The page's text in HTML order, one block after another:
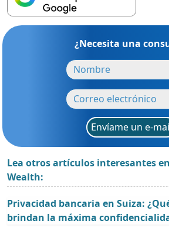
¿Necesita una
Envíame un e-
Lea otros artículos interesantes
Wealth:
Privacidad bancaria en Suiza:
brindan la máxima